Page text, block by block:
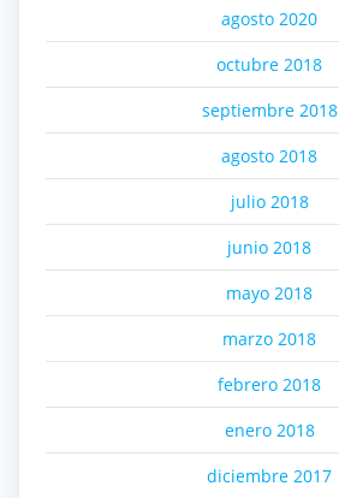
agosto 2020
octubre 2018
septiembre 2018
agosto 2018
julio 2018
junio 2018
mayo 2018
marzo 2018
febrero 2018
enero 2018
diciembre 2017